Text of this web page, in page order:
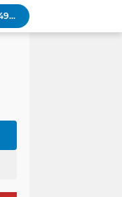
Update! Pasca 1 Ekor Monyet Liar Ditembak Mati, 2 Orang Kembali Jadi Korban
Status Surau Minhajus Sunah Tembilahan Jadi Masjid Ditolak Warga Diduga Beraliran Wahabi
YBM PLN UP3 Rengat dan IWO Riau Bantu Korban Akibat Serangan Monyet Liar